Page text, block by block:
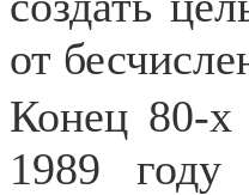
от
Конец 80-х
1989 году